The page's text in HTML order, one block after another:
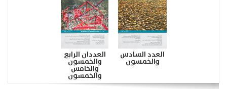
العدد السادس
والخمسون
العددان الرابع
والخمسون
والخامس
والخمسون